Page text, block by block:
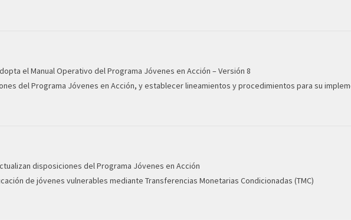
el Manual Operativo del Programa Jóvenes en Acción – Versión 8
del Programa Jóvenes en Acción, y establecer lineamientos y procedimientos para su
disposiciones del Programa Jóvenes en Acción
de jóvenes vulnerables mediante Transferencias Monetarias Condicionadas (TMC)